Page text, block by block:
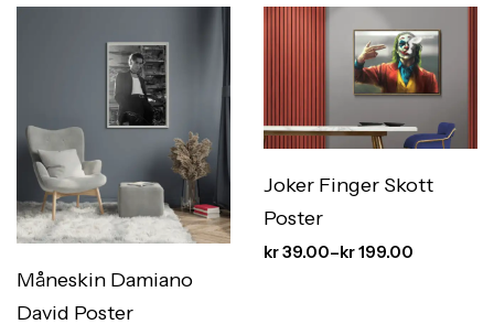
Måneskin Damiano
David Poster
Joker Finger Skott
Poster
kr39.00–kr199.00